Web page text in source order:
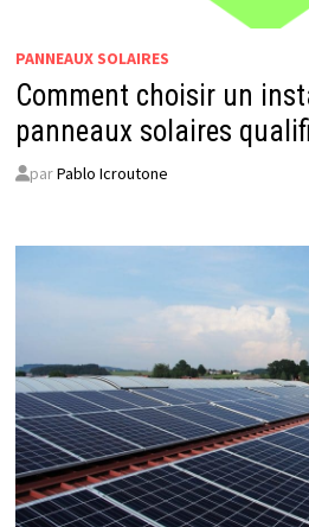
PANNEAUX SOLAIRES
Comment choisir un
panneaux solaires
parPablo Icroutone